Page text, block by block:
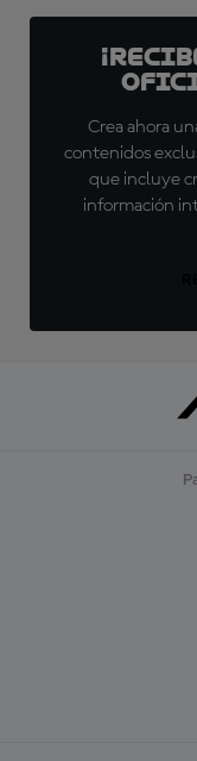
Crea ahora
contenidos
que incluye
información